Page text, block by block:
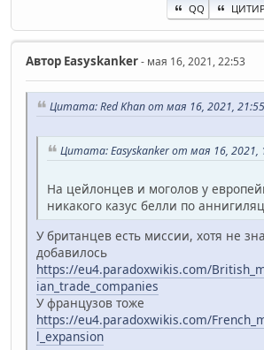
QQ
Автор Easyskanker- мая 16, 2021, 22:53
Цитата: Red Khan от мая 16, 2021, 21:55
Цитата: Easyskanker от мая 16, 2021,
На цейлонцев и моголов у
никакого казус белли по
У британцев есть миссии, хотя не
добавилось
https://eu4.paradoxwikis.com/
ian_trade_companies
У французов тоже
https://eu4.paradoxwikis.com/
l_expansion